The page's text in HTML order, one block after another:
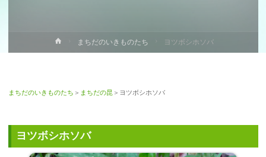
ー
まちだのいきものたち ヨツボシホソバ
まちだのいきものたち ＞ まちだの昆＞ヨツボシホソバ
ヨツボシホソバ